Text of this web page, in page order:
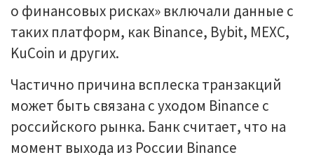
о финансовых рисках» включали данные с
таких платформ, как Binance, Bybit, MEXC,
KuCoin и других.
Частично причина всплеска транзакций
может быть связана с уходом Binance с
российского рынка. Банк считает, что на
момент выхода из России Binance